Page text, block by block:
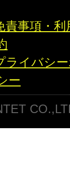
責事項・利
ライバシ
ー